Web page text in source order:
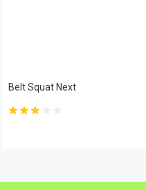
Belt Squat Next